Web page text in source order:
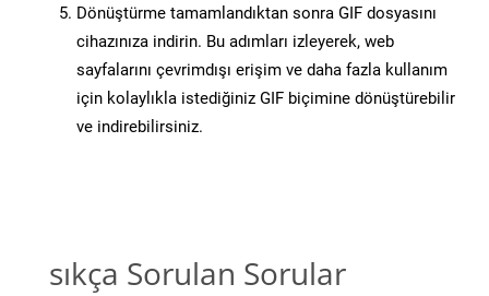
Dönüştürme tamamlandıktan sonra GIF dosyasını
cihazınıza indirin. Bu adımları izleyerek, web
sayfalarını çevrimdışı erişim ve daha fazla kullanım
için kolaylıkla istediğiniz GIF biçimine dönüştürebilir
ve indirebilirsiniz.
sıkça Sorulan Sorular